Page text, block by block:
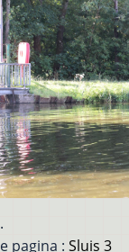
pagina : Sluis 3